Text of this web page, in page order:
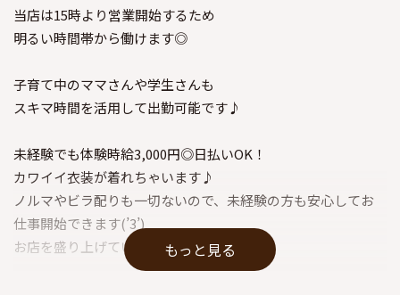
当店は15時より営業開始するため
明るい時間帯から働けます◎
子育て中のママさんや学生さんも
スキマ時間を活用して出勤可能です♪
未経験でも体験時給3,000円◎日払いOK！
カワイイ衣装が着れちゃいます♪
ノルマやビラ配りも一切ないので、未経験の方も安心してお
仕事開始できます(’3’)
お店を盛り上げていってください♪
もっと見る